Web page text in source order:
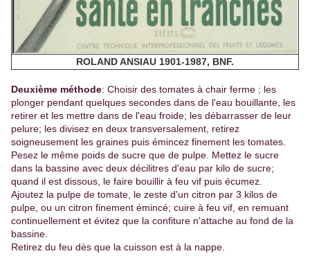
ROLAND ANSIAU 1901-1987, BNF.
Deuxième méthode: Choisir des tomates à chair ferme ; les
plonger pendant quelques secondes dans de l'eau bouillante, les
retirer et les mettre dans de l'eau froide; les débarrasser de leur
pelure; les divisez en deux transversalement, retirez
soigneusement les graines puis émincez finement les tomates.
Pesez le même poids de sucre que de pulpe. Mettez le sucre
dans la bassine avec deux décilitres d'eau par kilo de sucre;
quand il est dissous, le faire bouillir à feu vif puis écumez.
Ajoutez la pulpe de tomate, le zeste d'un citron par 3 kilos de
pulpe, ou un citron finement émincé; cuire à feu vif, en remuant
continuellement et évitez que la confiture n'attache au fond de la
bassine.
Retirez du feu dès que la cuisson est à la nappe.